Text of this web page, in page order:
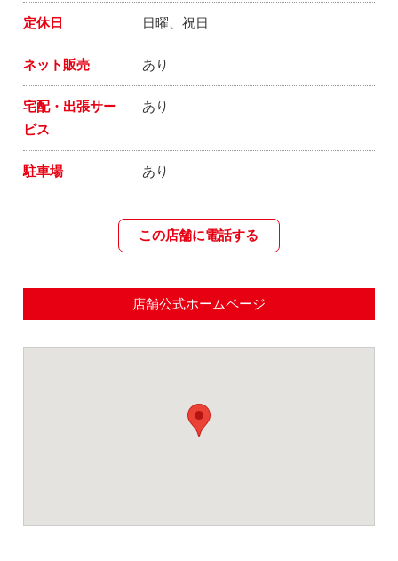
定休日 日曜、祝日
ネット販売 あり
宅配・出張サー
ビス
あり
駐車場 あり
この店舗に電話する
店舗公式ホームページ